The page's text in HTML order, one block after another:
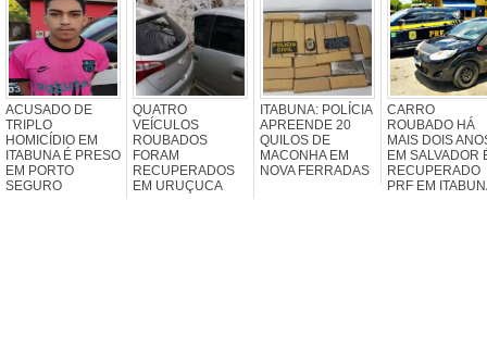
ACUSADO DE
TRIPLO
HOMICÍDIO EM
ITABUNA É PRESO
EM PORTO
SEGURO
QUATRO
VEÍCULOS
ROUBADOS
FORAM
RECUPERADOS
EM URUÇUCA
ITABUNA: POLÍCIA
APREENDE 20
QUILOS DE
MACONHA EM
NOVA FERRADAS
CARRO
ROUBADO HÁ
MAIS DOIS
EM SALVADOR
RECUPERADO
PRF EM